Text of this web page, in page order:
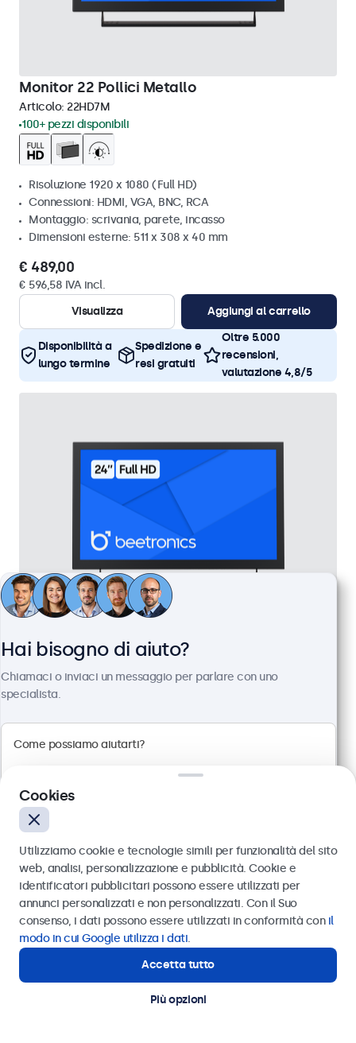
Monitor 22 Pollici Metallo
Articolo: 22HD7M
100+ pezzi disponibili
Risoluzione 1920 x 1080 (Full HD)
Connessioni: HDMI, VGA, BNC, RCA
Montaggio: scrivania, parete, incasso
Dimensioni esterne: 511 x 308 x 40 mm
€ 489,00
€ 596,58 IVA incl.
Visualizza
Aggiungi al carrello
Disponibilità a
lungo termine
Spedizione e
resi gratuiti
Oltre 5.000
recensioni,
valutazione 4,8/5
Monitor 24 Pollici Metallo
24HD7M
100+ pezzi disponibili
Risoluzione 1920 x 1080 (Full HD)
Montaggio: scrivania, parete, incasso
Dimensioni esterne: 560 x 337 x 41 mm
€ 499,00
Visualizza
Aggiungi al carrello
Hai bisogno di aiuto?
Chiamaci o inviaci un messaggio per parlare con uno
specialista.
Inviare
Oppure chiamaci al
Contatta i nostri esperti
Cookies
Utilizziamo cookie e tecnologie simili per funzionalità del sito
web, analisi, personalizzazione e pubblicità. Cookie e
identificatori pubblicitari possono essere utilizzati per
annunci personalizzati e non personalizzati. Con il Suo
consenso, i dati possono essere utilizzati in conformità con il
modo in cui Google utilizza i dati.
Accetta tutto
Più opzioni